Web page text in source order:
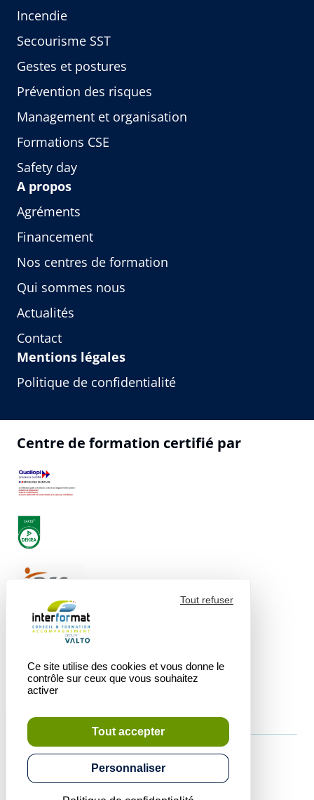
Incendie
Secourisme SST
Gestes et postures
Prévention des risques
Management et organisation
Formations CSE
Safety day
A propos
Agréments
Financement
Nos centres de formation
Qui sommes nous
Actualités
Contact
Mentions légales
Politique de confidentialité
Centre de formation certifié par
© 2026 - Interformat
Accueil
Ce site utilise des cookies et vous donne le
contrôle sur ceux que vous souhaitez
activer
Tout accepter
Tout refuser
Personnaliser